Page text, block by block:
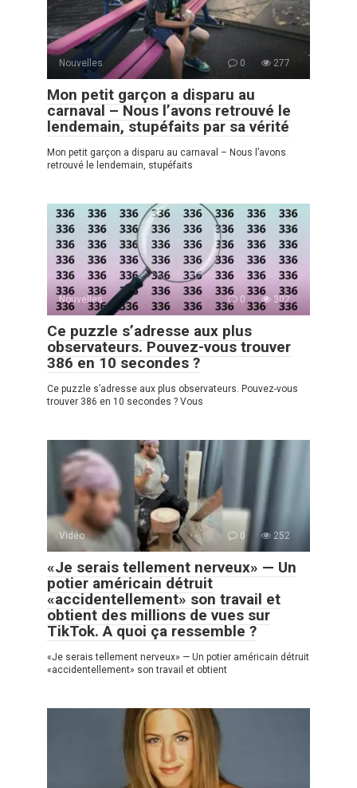
Nouvelles 0 277
Mon petit garçon a disparu au
carnaval – Nous l’avons retrouvé le
lendemain, stupéfaits par sa vérité
Mon petit garçon a disparu au carnaval – Nous l’avons
retrouvé le lendemain, stupéfaits
Nouvelles 0 302
Ce puzzle s’adresse aux plus
observateurs. Pouvez-vous trouver
386 en 10 secondes ?
Ce puzzle s’adresse aux plus observateurs. Pouvez-vous
trouver 386 en 10 secondes ? Vous
Vidéo 0 252
«Je serais tellement nerveux» — Un
potier américain détruit
«accidentellement» son travail et
obtient des millions de vues sur
TikTok. A quoi ça ressemble ?
«Je serais tellement nerveux» — Un potier américain détruit
«accidentellement» son travail et obtient